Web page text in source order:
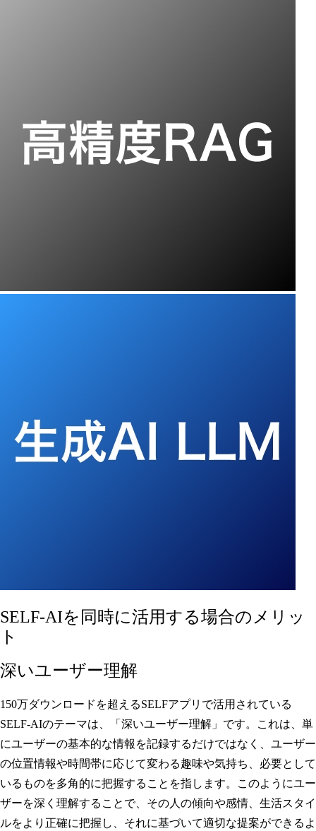
SELF-AIを同時に活用する場合のメリッ
ト
深いユーザー理解
150万ダウンロードを超えるSELFアプリで活用されている
SELF-AIのテーマは、「深いユーザー理解」です。これは、単
にユーザーの基本的な情報を記録するだけではなく、ユーザー
の位置情報や時間帯に応じて変わる趣味や気持ち、必要として
いるものを多角的に把握することを指します。このようにユー
ザーを深く理解することで、その人の傾向や感情、生活スタイ
ルをより正確に把握し、それに基づいて適切な提案ができるよ